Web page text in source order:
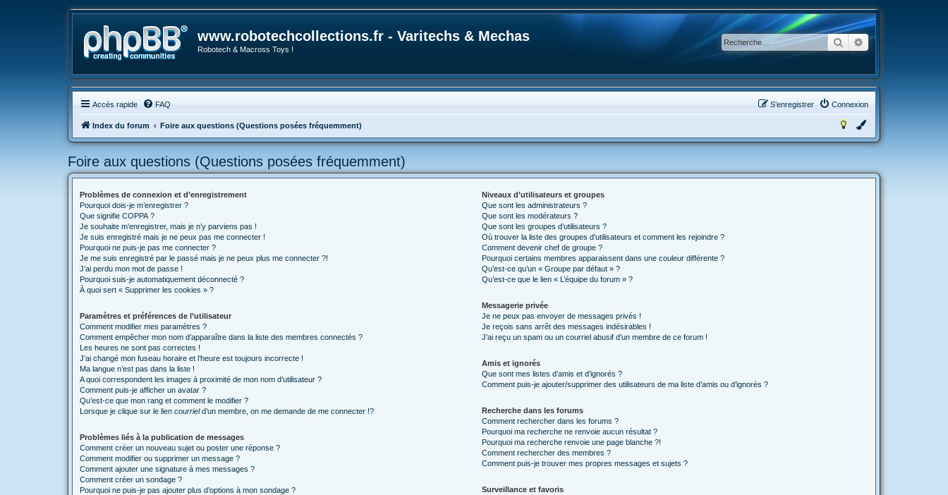
www.robotechcollections.fr - Varitechs & Mechas
Robotech & Macross Toys !
RechercherRecherche avancée
Accès rapide FAQ Connexion
S’enregistrer
Index du forum Foire aux questions (Questions posées fréquemment)
Foire aux questions (Questions posées fréquemment)
Problèmes de connexion et d’enregistrement
Pourquoi dois-je m’enregistrer ?
Que signifie COPPA ?
Je souhaite m’enregistrer, mais je n’y parviens pas !
Je suis enregistré mais je ne peux pas me connecter !
Pourquoi ne puis-je pas me connecter ?
Je me suis enregistré par le passé mais je ne peux plus me connecter ?!
J’ai perdu mon mot de passe !
Pourquoi suis-je automatiquement déconnecté ?
À quoi sert « Supprimer les cookies » ?
Paramètres et préférences de l’utilisateur
Comment modifier mes paramètres ?
Comment empêcher mon nom d’apparaître dans la liste des membres connectés ?
Les heures ne sont pas correctes !
J’ai changé mon fuseau horaire et l’heure est toujours incorrecte !
Ma langue n’est pas dans la liste !
A quoi correspondent les images à proximité de mon nom d’utilisateur ?
Comment puis-je afficher un avatar ?
Qu’est-ce que mon rang et comment le modifier ?
Lorsque je clique sur le lien courrield’un membre, on me demande de me connecter !?
Problèmes liés à la publication de messages
Comment créer un nouveau sujet ou poster une réponse ?
Comment modifier ou supprimer un message ?
Comment ajouter une signature à mes messages ?
Comment créer un sondage ?
Pourquoi ne puis-je pas ajouter plus d’options à mon sondage ?
Niveaux d’utilisateurs et groupes
Que sont les administrateurs ?
Que sont les modérateurs ?
Que sont les groupes d’utilisateurs ?
Où trouver la liste des groupes d’utilisateurs et comment les rejoindre ?
Comment devenir chef de groupe ?
Pourquoi certains membres apparaissent dans une couleur différente ?
Qu’est-ce qu’un « Groupe par défaut » ?
Qu’est-ce que le lien « L’équipe du forum » ?
Messagerie privée
Je ne peux pas envoyer de messages privés !
Je reçois sans arrêt des messages indésirables !
J’ai reçu un spam ou un courriel abusif d’un membre de ce forum !
Amis et ignorés
Que sont mes listes d’amis et d’ignorés ?
Comment puis-je ajouter/supprimer des utilisateurs de ma liste d’amis ou d’ignorés ?
Recherche dans les forums
Comment rechercher dans les forums ?
Pourquoi ma recherche ne renvoie aucun résultat ?
Pourquoi ma recherche renvoie une page blanche ?!
Comment rechercher des membres ?
Comment puis-je trouver mes propres messages et sujets ?
Surveillance et favoris